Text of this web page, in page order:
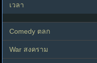
เวลา
Comedy ตลก
War สงคราม